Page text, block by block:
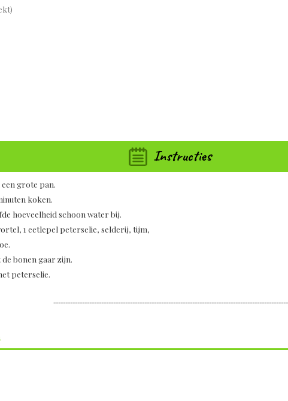
Instructies
een grote pan.
koken.
hoeveelheid schoon water bij.
1 eetlepel peterselie, selderij, tijm,
bonen gaar zijn.
peterselie.
--------------------------------------------------------------------------------------------------